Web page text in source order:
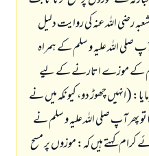
رضی اللہ عنہ کی روایت دلیل
اللہ علیہ و سلم کے ہمراہ
سلم کے موزے اتارنے کے لیے
(انہیں چھوڑ دو، کیونکہ میں نے
پھر آپ صلی اللہ علیہ و سلم نے
کرام کہتے ہیں کہ: موزوں پر مسح